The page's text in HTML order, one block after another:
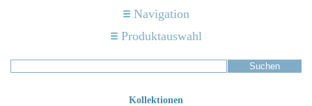
Navigation
Produktauswahl
Kollektionen